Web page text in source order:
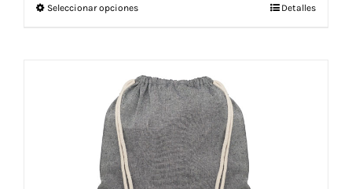
Seleccionar opcionesEste
variantes.
Las
opciones
se
pueden
elegir
en
Detalles